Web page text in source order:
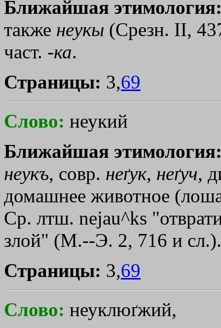
Ближайшая
также неукы (Срезн. II,
част. -ка.
Страницы: 3,69
Слово: неукий
Ближайшая
неукъ, совр. неґук, неґуч,
домашнее животное
Ср. лтш. nejau^ks
злой" (М.--Э. 2, 716 и сл.).
Страницы: 3,69
Слово: неуклюґжий,